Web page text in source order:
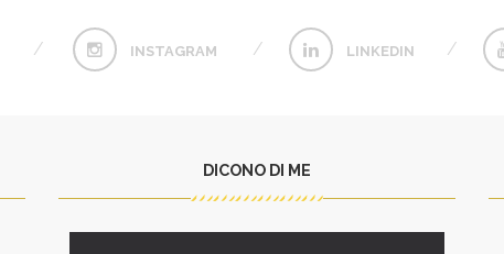
INSTAGRAM LINKEDIN
DICONO DI ME